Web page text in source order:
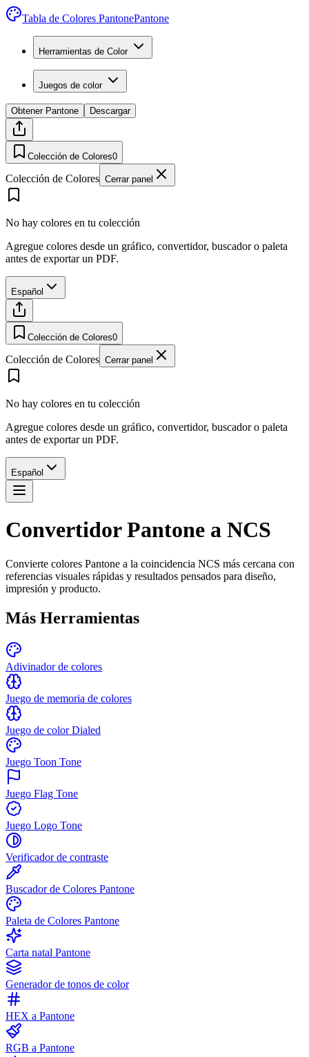
Tabla de Colores PantonePantone
Herramientas de Color
Juegos de color
Obtener Pantone Descargar
Colección de Colores0
Colección de Colores Cerrar panel
No hay colores en tu colección
Agregue colores desde un gráfico, convertidor, buscador o paleta
antes de exportar un PDF.
Español
Colección de Colores0
Colección de Colores Cerrar panel
No hay colores en tu colección
Agregue colores desde un gráfico, convertidor, buscador o paleta
antes de exportar un PDF.
Español
Convertidor Pantone a NCS
Convierte colores Pantone a la coincidencia NCS más cercana con
referencias visuales rápidas y resultados pensados para diseño,
impresión y producto.
Más Herramientas
Adivinador de colores
Juego de memoria de colores
Juego de color Dialed
Juego Toon Tone
Juego Flag Tone
Juego Logo Tone
Verificador de contraste
Buscador de Colores Pantone
Paleta de Colores Pantone
Carta natal Pantone
Generador de tonos de color
HEX a Pantone
RGB a Pantone